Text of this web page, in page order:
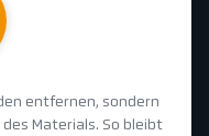
entfernen, sondern
Materials. So bleibt